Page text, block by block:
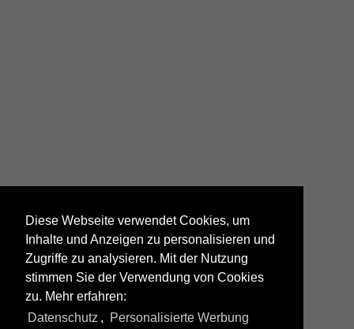
Diese Webseite verwendet Cookies, um
Inhalte und Anzeigen zu personalisieren und
Zugriffe zu analysieren. Mit der Nutzung
stimmen Sie der Verwendung von Cookies
zu. Mehr erfahren:
Datenschutz , Personalisierte Werbung